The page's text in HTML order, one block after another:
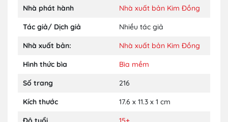
Nhà phát hành Nhà xuất bản Kim Đồng
Tác giả/ Dịch giả Nhiều tác giả
Nhà xuất bản: Nhà xuất bản Kim Đồng
Hình thức bìa Bìa mềm
Số trang 216
Kích thước 17.6 x 11.3 x 1 cm